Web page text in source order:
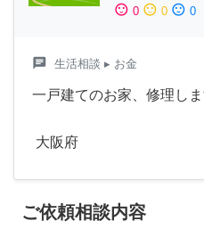
sentiment_satisfied 0 sentiment_neutral 0 sentiment_dissatisfied 0
chat 生活相談 ▸ お金
一戸建てのお家、修理しま
大阪府
ご依頼相談内容